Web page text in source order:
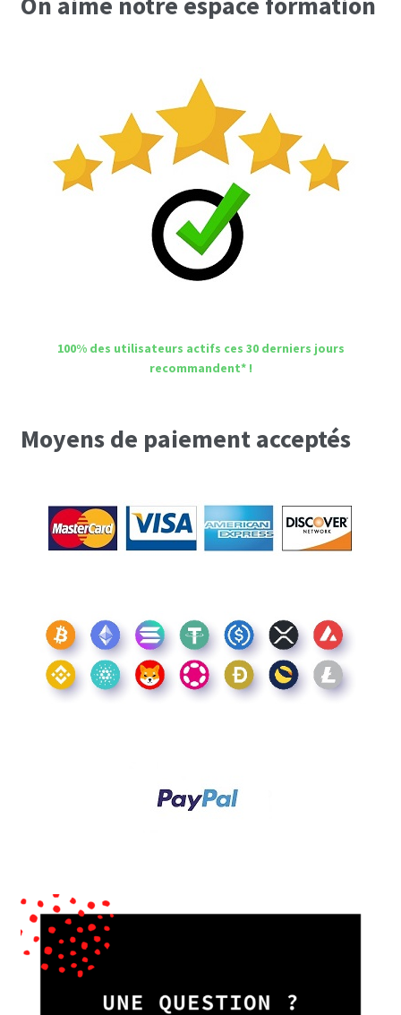
100% des utilisateurs actifs ces 30 derniers jours
recommandent* !
Moyens de paiement acceptés